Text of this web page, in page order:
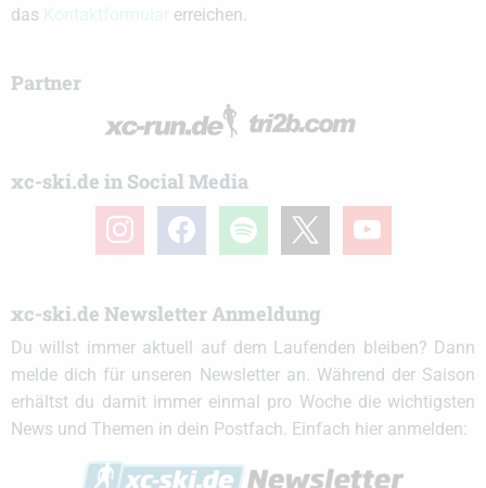
das
erreichen.
Partner
xc-ski.de in Social Media
instagramfacebook spotify youtube
xc-ski.de Newsletter Anmeldung
Du willst immer aktuell auf dem Laufenden bleiben? Dann
melde dich für unseren Newsletter an. Während der Saison
erhältst du damit immer einmal pro Woche die wichtigsten
News und Themen in dein Postfach. Einfach hier anmelden: